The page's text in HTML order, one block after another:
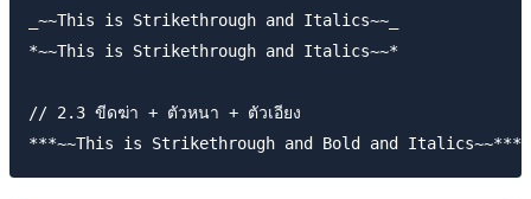
_~~This is Strikethrough and Italics~~_
*~~This is Strikethrough and Italics~~*
// 2.3 ขีดฆ่า + ตัวหนา + ตัวเอียง